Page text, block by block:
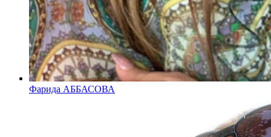
Фарида АББАСОВА